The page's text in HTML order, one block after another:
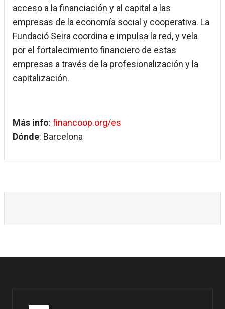
acceso a la financiación y al capital a las
empresas de la economía social y cooperativa. La
Fundació Seira coordina e impulsa la red, y vela
por el fortalecimiento financiero de estas
empresas a través de la profesionalización y la
capitalización.
Más info: financoop.org/es
Dónde: Barcelona